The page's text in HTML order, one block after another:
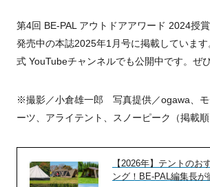
第4回 BE-PAL アウトドアアワード 2024授
発売中の本誌2025年1月号に掲載していま
式 YouTubeチャンネルでも公開中です。ぜ
※撮影／小倉雄一郎 写真提供／ogawa、モ
ーツ、アライテント、スノーピーク（掲載順
【2026年】テントのお
ング！BE-PAL編集長が